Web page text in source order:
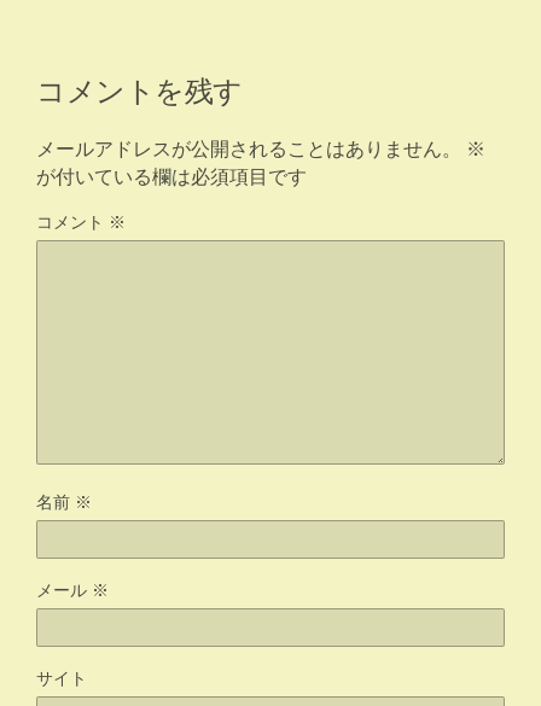
コメントを残す
メールアドレスが公開されることはありません。
※
が付いている欄は必須項目です
コメント ※
名前 ※
メール ※
サイト